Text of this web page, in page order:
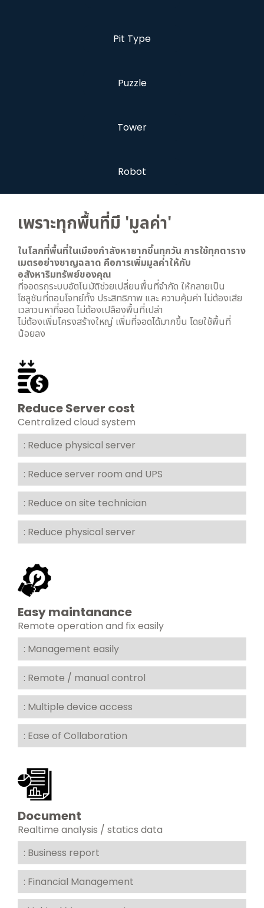
Pit Type
Puzzle
Tower
Robot
เพราะทุกพื้นที่มี 'มูลค่า'
ในโลกที่พื้นที่ในเมืองกำลังหายากขึ้นทุกวัน การใช้ทุกตาราง
เมตรอย่างชาญฉลาด คือการเพิ่มมูลค่าให้กับ
อสังหาริมทรัพย์ของคุณ
ที่จอดรถระบบอัตโนมัติช่วยเปลี่ยนพื้นที่จำกัด ให้กลายเป็น
โซลูชันที่ตอบโจทย์ทั้ง ประสิทธิภาพ และ ความคุ้มค่า ไม่ต้องเสีย
เวลาวนหาที่จอด ไม่ต้องเปลืองพื้นที่เปล่า
ไม่ต้องเพิ่มโครงสร้างใหญ่ เพิ่มที่จอดได้มากขึ้น โดยใช้พื้นที่
น้อยลง
Reduce Server cost
Centralized cloud system
: Reduce physical server
: Reduce server room and UPS
: Reduce on site technician
: Reduce physical server
Easy maintanance
Remote operation and fix easily
: Management easily
: Remote / manual control
: Multiple device access
: Ease of Collaboration
Document
Realtime analysis / statics data
: Business report
: Financial Management